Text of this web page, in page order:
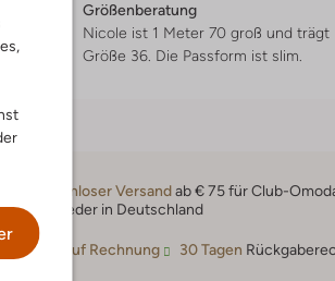
Größenberatung
Nicole ist 1 Meter 70 groß und trägt
Größe 36. Die Passform ist slim.
Kostenloser Versandab € 75 für Club-
Mitglieder in Deutschland
Kauf auf Rechnung 30 Tagen